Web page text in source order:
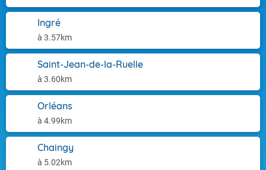
Ingré
à 3.57km
Saint-Jean-de-la-Ruelle
à 3.60km
Orléans
à 4.99km
Chaingy
à 5.02km